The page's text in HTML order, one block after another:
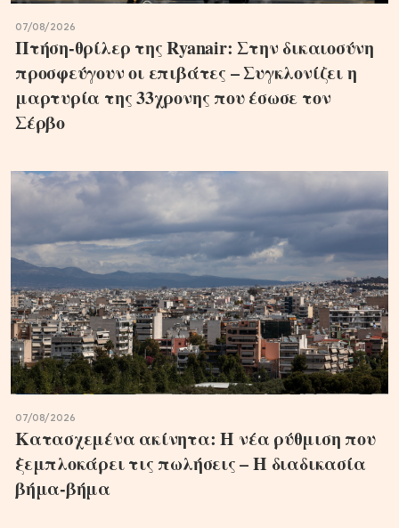
07/08/2026
Πτήση-θρίλερ της Ryanair: Στην δικαιοσύνη
προσφεύγουν οι επιβάτες – Συγκλονίζει η
μαρτυρία της 33χρονης που έσωσε τον
Σέρβο
07/08/2026
Κατασχεμένα ακίνητα: Η νέα ρύθμιση που
ξεμπλοκάρει τις πωλήσεις – Η διαδικασία
βήμα-βήμα